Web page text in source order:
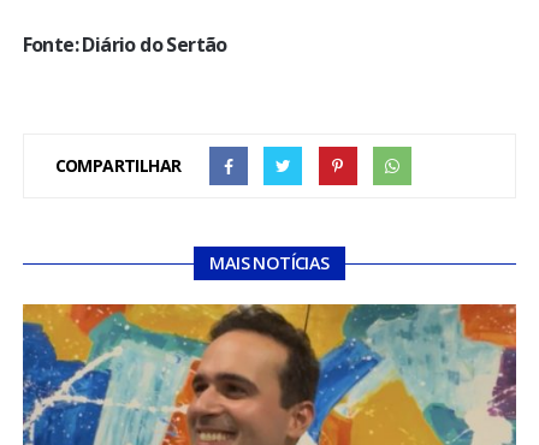
Fonte: Diário do Sertão
COMPARTILHAR
MAIS NOTÍCIAS